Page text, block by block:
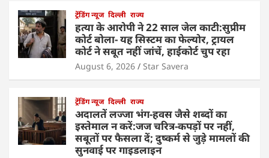
ट्रेंडिंग न्यूज दिल्ली राज्य
हत्या के आरोपी ने 22 साल जेल काटी:सुप्रीम
कोर्ट बोला- यह सिस्टम का फेल्योर, ट्रायल
कोर्ट ने सबूत नहीं जांचें, हाईकोर्ट चुप रहा
August 6, 2026 Star Savera
ट्रेंडिंग न्यूज दिल्ली राज्य
अदालतें लज्जा भंग-हवस जैसे शब्दों का
इस्तेमाल न करें:जज चरित्र-कपड़ों पर नहीं,
सबूतों पर फैसला दें; दुष्कर्म से जुड़े मामलों की
सुनवाई पर गाइडलाइन